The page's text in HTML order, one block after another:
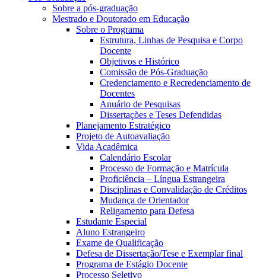
Sobre a pós-graduação
Mestrado e Doutorado em Educação
Sobre o Programa
Estrutura, Linhas de Pesquisa e Corpo
Docente
Objetivos e Histórico
Comissão de Pós-Graduação
Credenciamento e Recredenciamento de
Docentes
Anuário de Pesquisas
Dissertações e Teses Defendidas
Planejamento Estratégico
Projeto de Autoavaliação
Vida Acadêmica
Calendário Escolar
Processo de Formação e Matrícula
Proficiência – Língua Estrangeira
Disciplinas e Convalidação de Créditos
Mudança de Orientador
Religamento para Defesa
Estudante Especial
Aluno Estrangeiro
Exame de Qualificação
Defesa de Dissertação/Tese e Exemplar final
Programa de Estágio Docente
Processo Seletivo